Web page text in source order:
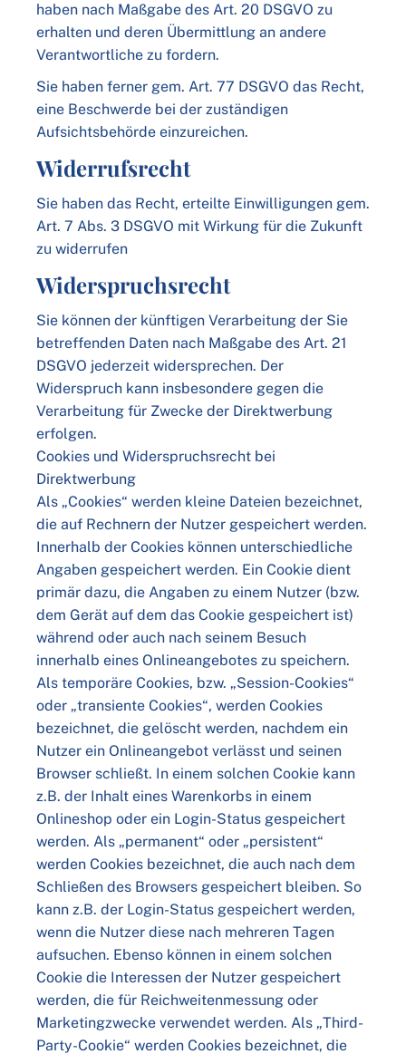
haben nach Maßgabe des Art. 20 DSGVO zu
erhalten und deren Übermittlung an andere
Verantwortliche zu fordern.
Sie haben ferner gem. Art. 77 DSGVO das Recht,
eine Beschwerde bei der zuständigen
Aufsichtsbehörde einzureichen.
Widerrufsrecht
Sie haben das Recht, erteilte Einwilligungen gem.
Art. 7 Abs. 3 DSGVO mit Wirkung für die Zukunft
zu widerrufen
Widerspruchsrecht
Sie können der künftigen Verarbeitung der Sie
betreffenden Daten nach Maßgabe des Art. 21
DSGVO jederzeit widersprechen. Der
Widerspruch kann insbesondere gegen die
Verarbeitung für Zwecke der Direktwerbung
erfolgen.
Cookies und Widerspruchsrecht bei
Direktwerbung
Als „Cookies“ werden kleine Dateien bezeichnet,
die auf Rechnern der Nutzer gespeichert werden.
Innerhalb der Cookies können unterschiedliche
Angaben gespeichert werden. Ein Cookie dient
primär dazu, die Angaben zu einem Nutzer (bzw.
dem Gerät auf dem das Cookie gespeichert ist)
während oder auch nach seinem Besuch
innerhalb eines Onlineangebotes zu speichern.
Als temporäre Cookies, bzw. „Session-Cookies“
oder „transiente Cookies“, werden Cookies
bezeichnet, die gelöscht werden, nachdem ein
Nutzer ein Onlineangebot verlässt und seinen
Browser schließt. In einem solchen Cookie kann
z.B. der Inhalt eines Warenkorbs in einem
Onlineshop oder ein Login-Status gespeichert
werden. Als „permanent“ oder „persistent“
werden Cookies bezeichnet, die auch nach dem
Schließen des Browsers gespeichert bleiben. So
kann z.B. der Login-Status gespeichert werden,
wenn die Nutzer diese nach mehreren Tagen
aufsuchen. Ebenso können in einem solchen
Cookie die Interessen der Nutzer gespeichert
werden, die für Reichweitenmessung oder
Marketingzwecke verwendet werden. Als „Third-
Party-Cookie“ werden Cookies bezeichnet, die